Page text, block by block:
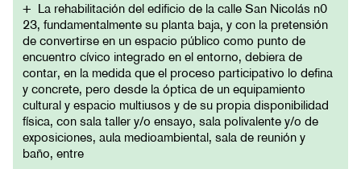
+ La rehabilitación del edificio de la calle San Nicolás n0
23, fundamentalmente su planta baja, y con la pretensión
de convertirse en un espacio público como punto de
encuentro cívico integrado en el entorno, debiera de
contar, en la medida que el proceso participativo lo defina
y concrete, pero desde la óptica de un equipamiento
cultural y espacio multiusos y de su propia disponibilidad
física, con sala taller y/o ensayo, sala polivalente y/o de
exposiciones, aula medioambiental, sala de reunión y
baño, entre